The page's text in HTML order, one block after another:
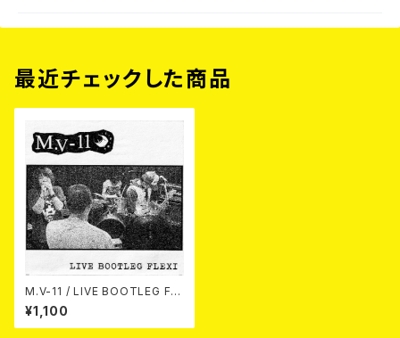
最近チェックした商品
M.V-11 / LIVE BOOTLEG FL
EXI (FLEXI)
¥1,100